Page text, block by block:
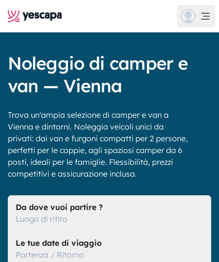
Noleggio di camper e
van — Vienna
Trova un'ampia selezione di camper e van a
Vienna e dintorni. Noleggia veicoli unici da
privati: dai van e furgoni compatti per 2 persone,
perfetti per le coppie, agli spaziosi camper da 6
posti, ideali per le famiglie. Flessibilità, prezzi
competitivi e assicurazione inclusa.
Da dove vuoi partire ?
Luogo di ritiro
Le tue date di viaggio
Partenza / Ritorno